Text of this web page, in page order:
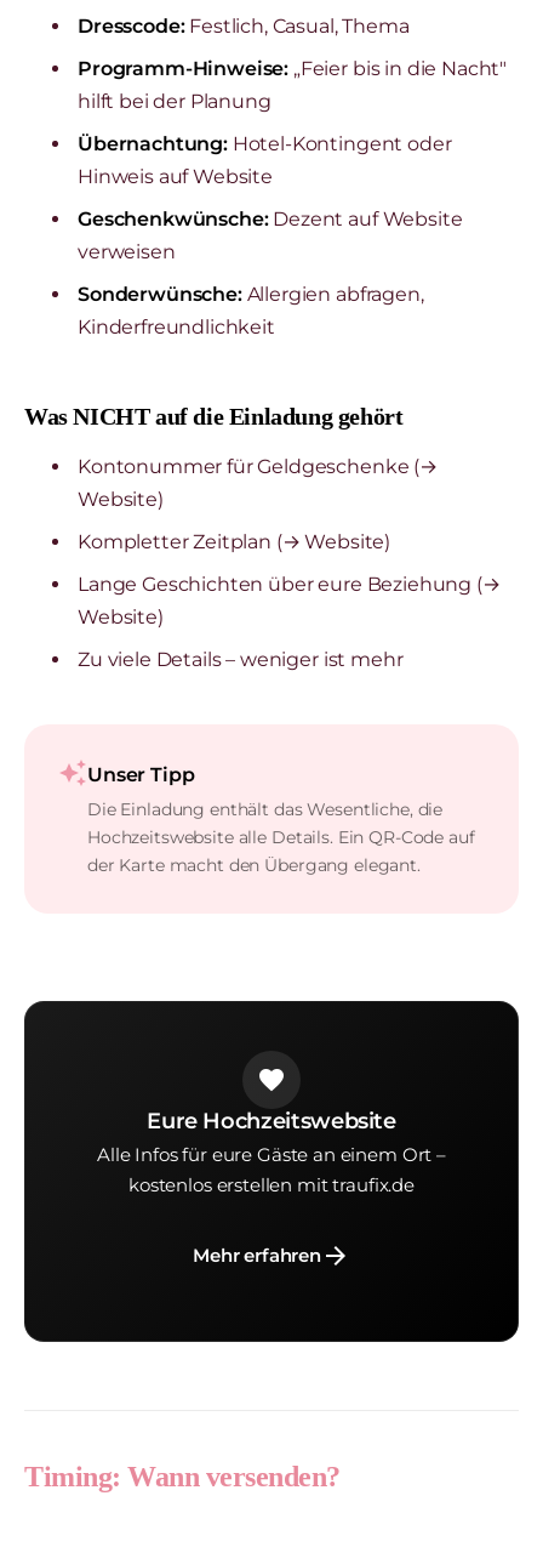
Dresscode:Festlich, Casual, Thema
Programm-Hinweise: „Feier bis in die Nacht"
hilft bei der Planung
Übernachtung:Hotel-Kontingent oder
Hinweis auf Website
Geschenkwünsche:Dezent auf Website
verweisen
Sonderwünsche:Allergien abfragen,
Kinderfreundlichkeit
Was NICHT auf die Einladung gehört
Kontonummer für Geldgeschenke (→
Website)
Kompletter Zeitplan (→ Website)
Lange Geschichten über eure Beziehung (→
Website)
Zu viele Details – weniger ist mehr
auto_awesomeUnser Tipp
Die Einladung enthält das Wesentliche, die
Hochzeitswebsite alle Details. Ein QR-Code auf
der Karte macht den Übergang elegant.
favorite
Eure Hochzeitswebsite
Alle Infos für eure Gäste an einem Ort –
kostenlos erstellen mit traufix.de
Mehr erfahrenarrow_forward
Timing: Wann versenden?